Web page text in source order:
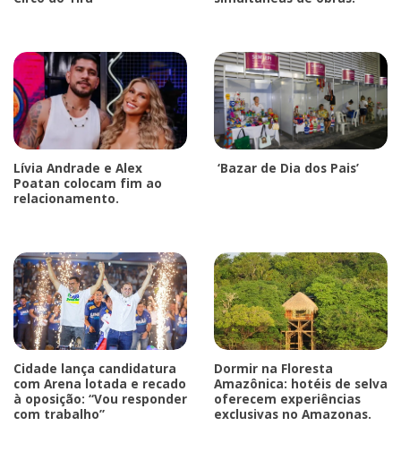
Lívia Andrade e Alex
Poatan colocam fim ao
relacionamento.
‘Bazar de Dia dos Pais’
Cidade lança candidatura
com Arena lotada e recado
à oposição: “Vou responder
com trabalho”
Dormir na Floresta
Amazônica: hotéis de selva
oferecem experiências
exclusivas no Amazonas.